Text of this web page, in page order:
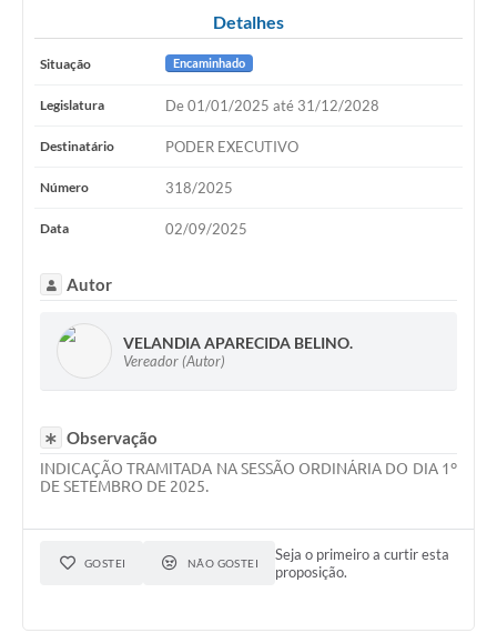
Agenda
WebMail
FAQ / Perguntas e Respostas Frequentes
Detalhes
Situação Encaminhado
Legislatura De 01/01/2025 até 31/12/2028
Destinatário PODER EXECUTIVO
Número 318/2025
Data 02/09/2025
Autor
VELANDIA APARECIDA BELINO.
Vereador (Autor)
Observação
INDICAÇÃO TRAMITADA NA SESSÃO ORDINÁRIA DO DIA 1º
DE SETEMBRO DE 2025.
GOSTEI NÃO GOSTEI
Seja o primeiro a curtir esta
proposição.